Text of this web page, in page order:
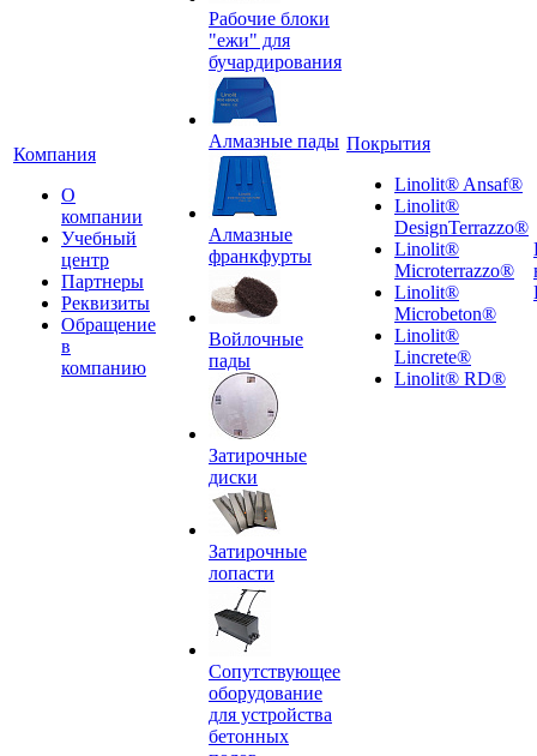
Компания
О
компании
Учебный
центр
Партнеры
Реквизиты
Обращение
в
компанию
Рабочие блоки
"ежи" для
бучардирования
Алмазные пады
Алмазные
франкфурты
Войлочные
пады
Затирочные
диски
Затирочные
лопасти
Сопутствующее
оборудование
для устройства
бетонных
Покрытия
Linolit® Ansaf®
Linolit®
DesignTerrazzo®
Linolit®
Microterrazzo®
Linolit®
Microbeton®
Linolit®
Lincrete®
Linolit® RD®